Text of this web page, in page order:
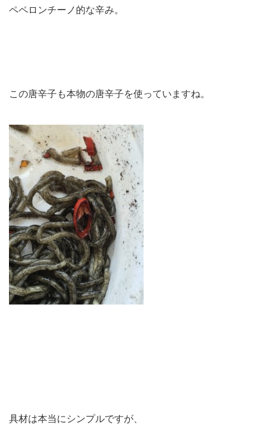
ペペロンチーノ的な辛み。
この唐辛子も本物の唐辛子を使っていますね。
具材は本当にシンプルですが、